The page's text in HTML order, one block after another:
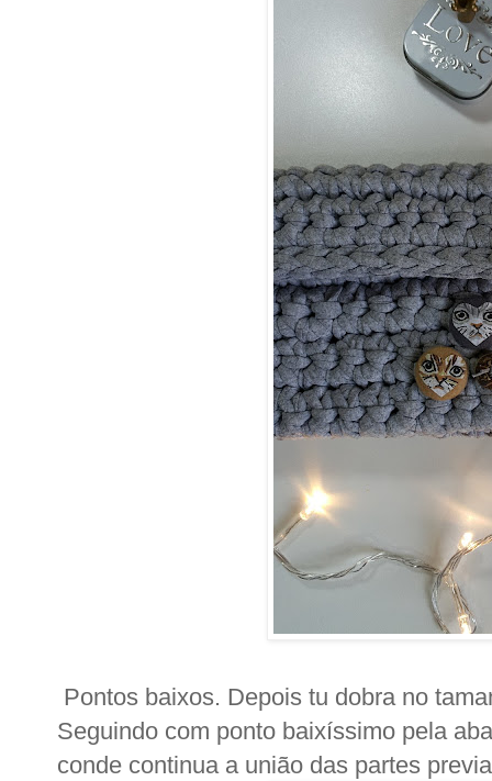
Pontos baixos. Depois tu dobra no
Seguindo com ponto baixíssimo pela
conde continua a união das partes